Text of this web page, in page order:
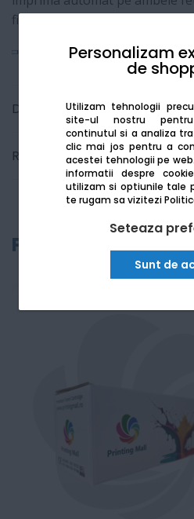
Personalizam
de
Utilizam tehnologii
site-ul nostru
continutul si a analiza
clic mai jos pentru a
acestei tehnologii pe web.
informatii despre
utilizam si optiunile tale
te rugam sa vizitezi
Seteaza
Sunt de
fii mai productiv si sa
Vezi mai mult
Detalii tehnice
Recenzii
Produse